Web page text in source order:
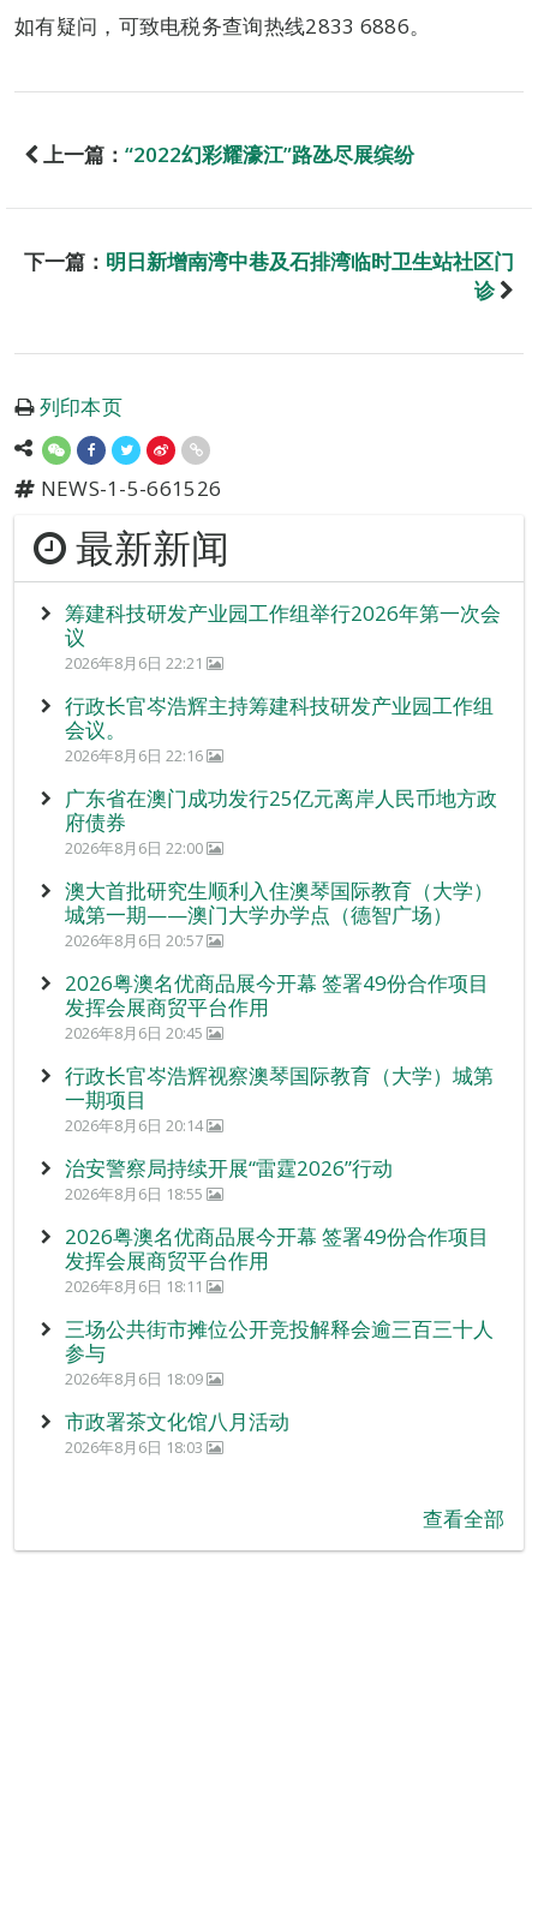
如有疑问，可致电税务查询热线2833 6886。
上一篇： “2022幻彩耀濠江”路氹尽展缤纷
下一篇： 明日新增南湾中巷及石排湾临时卫生站社区门
诊
列印本页
NEWS-1-5-661526
最新新闻
筹建科技研发产业园工作组举行2026年第一次会
议
2026年8月6日 22:21
行政长官岑浩辉主持筹建科技研发产业园工作组
会议。
2026年8月6日 22:16
广东省在澳门成功发行25亿元离岸人民币地方政
府债券
2026年8月6日 22:00
澳大首批研究生顺利入住澳琴国际教育（大学）
城第一期——澳门大学办学点（德智广场）
2026年8月6日 20:57
2026粤澳名优商品展今开幕 签署49份合作项目
发挥会展商贸平台作用
2026年8月6日 20:45
行政长官岑浩辉视察澳琴国际教育（大学）城第
一期项目
2026年8月6日 20:14
治安警察局持续开展“雷霆2026”行动
2026年8月6日 18:55
2026粤澳名优商品展今开幕 签署49份合作项目
发挥会展商贸平台作用
2026年8月6日 18:11
三场公共街市摊位公开竞投解释会逾三百三十人
参与
2026年8月6日 18:09
市政署茶文化馆八月活动
2026年8月6日 18:03
查看全部